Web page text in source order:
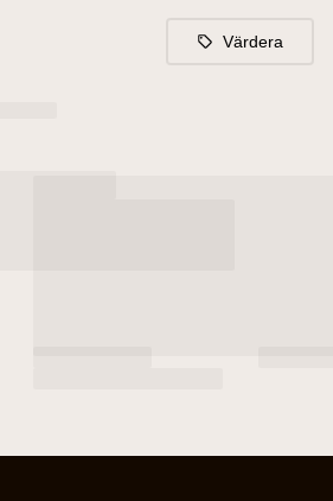
Värdera